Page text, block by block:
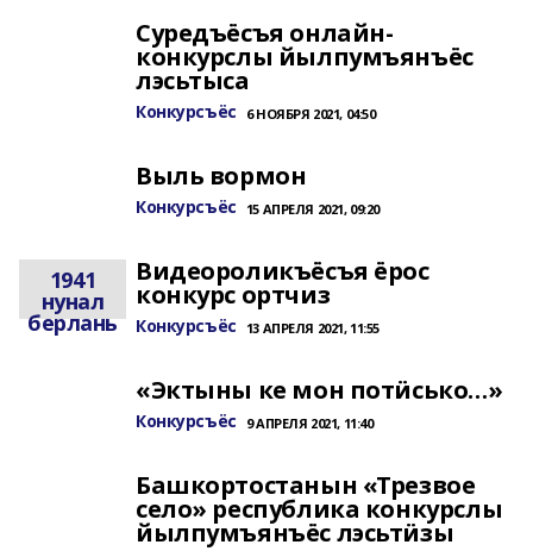
Суредъёсъя онлайн-
конкурслы йылпумъянъёс
лэсьтыса
Конкурсъёс 6 НОЯБРЯ 2021, 04:50
Выль вормон
Конкурсъёс 15 АПРЕЛЯ 2021, 09:20
1941
нунал
берлань
Видеороликъёсъя ёрос
конкурс ортчиз
Конкурсъёс 13 АПРЕЛЯ 2021, 11:55
«Эктыны ке мон потӥсько…»
Конкурсъёс 9 АПРЕЛЯ 2021, 11:40
Башкортостанын «Трезвое
село» республика конкурслы
йылпумъянъёс лэсьтӥзы